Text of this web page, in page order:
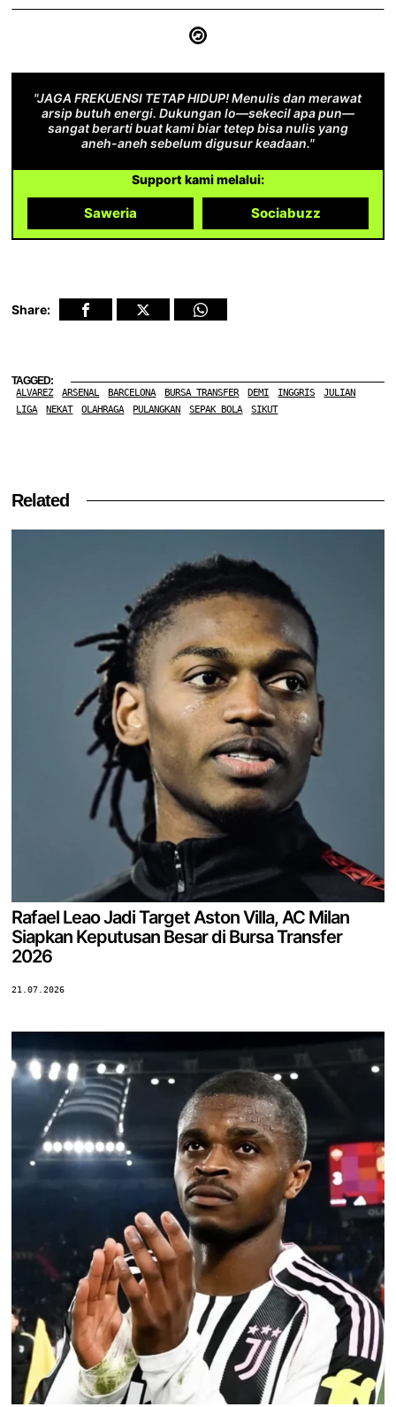
"JAGA FREKUENSI TETAP HIDUP! Menulis dan merawat
arsip butuh energi. Dukungan lo—sekecil apa pun—
sangat berarti buat kami biar tetep bisa nulis yang
aneh-aneh sebelum digusur keadaan."
Support kami melalui:
Saweria Sociabuzz
Share:
TAGGED:
ALVAREZ ARSENAL BARCELONA BURSA TRANSFER DEMI INGGRIS
JULIAN
LIGA
NEKAT OLAHRAGA PULANGKAN SEPAK BOLA SIKUT
Related
Rafael Leao Jadi Target Aston Villa, AC Milan
Siapkan Keputusan Besar di Bursa Transfer
2026
21.07.2026